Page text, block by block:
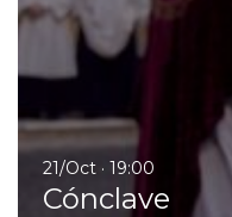
21/Oct · 19:00
Cónclave